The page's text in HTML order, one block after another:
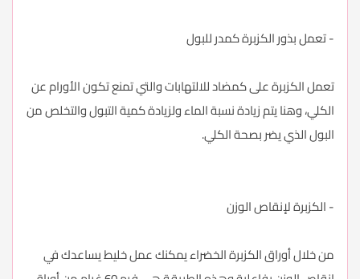
- تعمل بذور الكزبرة كمدر للبول
تعمل الكزبرة على كمضاد للالتهابات والتي تمنع تكون الأورام عن
الكلي، وهنا يتم زيادة نسبة الماء ولزيادة كمية التبول والتخلص من
البول الذي يضر بصحة الكلي.
- الكزبرة لإنقاص الوزن
من خلال أوراق الكزبرة الخضراء يمكنك عمل خليط يساعدك في